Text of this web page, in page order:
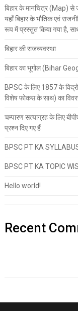
बिहार के मानचित्र (Map) से
यहाँ बिहार के भौतिक एवं
रूप में प्रस्तुत किया गया है,
बिहार की राजव्यवस्था
बिहार का भूगोल (Bihar
BPSC के लिए 1857 के
विशेष फोकस के साथ) का
चम्पारण सत्याग्रह के लिए
प्रश्न दिए गए हैं
BPSC PT KA
BPSC PT KA TOPIC
Hello world!
Recent